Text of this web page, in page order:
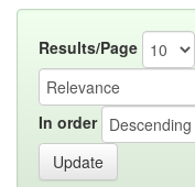
Results/Page
In order